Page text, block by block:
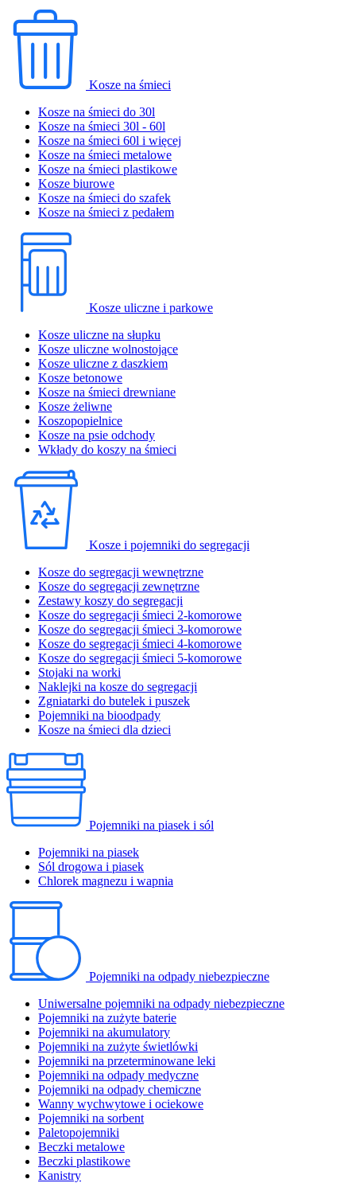
Kosze na śmieci
Kosze na śmieci do 30l
Kosze na śmieci 30l - 60l
Kosze na śmieci 60l i więcej
Kosze na śmieci metalowe
Kosze na śmieci plastikowe
Kosze biurowe
Kosze na śmieci do szafek
Kosze na śmieci z pedałem
Kosze uliczne i parkowe
Kosze uliczne na słupku
Kosze uliczne wolnostojące
Kosze uliczne z daszkiem
Kosze betonowe
Kosze na śmieci drewniane
Kosze żeliwne
Koszopopielnice
Kosze na psie odchody
Wkłady do koszy na śmieci
Kosze i pojemniki do segregacji
Kosze do segregacji wewnętrzne
Kosze do segregacji zewnętrzne
Zestawy koszy do segregacji
Kosze do segregacji śmieci 2-komorowe
Kosze do segregacji śmieci 3-komorowe
Kosze do segregacji śmieci 4-komorowe
Kosze do segregacji śmieci 5-komorowe
Stojaki na worki
Naklejki na kosze do segregacji
Zgniatarki do butelek i puszek
Pojemniki na bioodpady
Kosze na śmieci dla dzieci
Pojemniki na piasek i sól
Pojemniki na piasek
Sól drogowa i piasek
Chlorek magnezu i wapnia
Pojemniki na odpady niebezpieczne
Uniwersalne pojemniki na odpady niebezpieczne
Pojemniki na zużyte baterie
Pojemniki na akumulatory
Pojemniki na zużyte świetlówki
Pojemniki na przeterminowane leki
Pojemniki na odpady medyczne
Pojemniki na odpady chemiczne
Wanny wychwytowe i ociekowe
Pojemniki na sorbent
Paletopojemniki
Beczki metalowe
Beczki plastikowe
Kanistry